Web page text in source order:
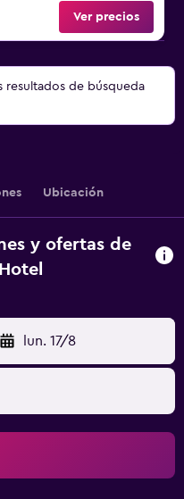
Ver precios
resultados de búsqueda
Ubicación
y ofertas de
lun. 17/8